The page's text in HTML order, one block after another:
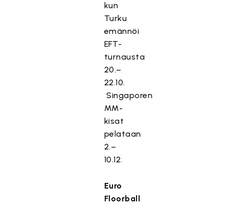
kun
Turku
emännöi
EFT-
turnausta
20.–
22.10.
Singaporen
MM-
kisat
pelataan
2.–
10.12.
Euro
Floorball